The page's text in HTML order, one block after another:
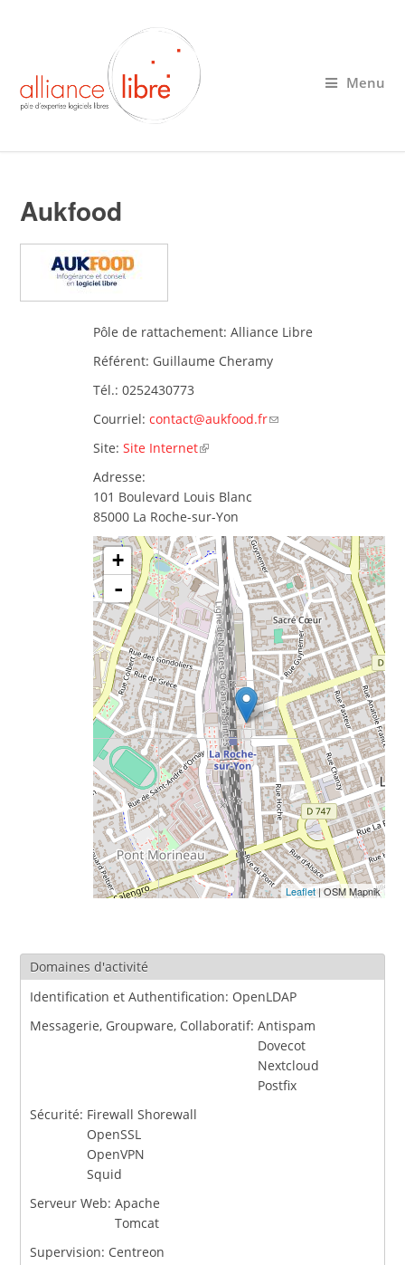
Menu
Aukfood
Pôle de rattachement:Alliance Libre
Référent: Guillaume Cheramy
Tél.:0252430773
Courriel:contact@aukfood.fr
Site:Site Internet
Adresse:
101 Boulevard Louis Blanc
85000 La Roche-sur-Yon
+
-
Leaflet| OSM Mapnik
Domaines d'activité
Identification et Authentification: OpenLDAP
Messagerie, Groupware, Collaboratif:Antispam
Dovecot
Nextcloud
Postfix
Sécurité: Firewall Shorewall
OpenSSL
OpenVPN
Squid
Serveur Web:Apache
Tomcat
Supervision: Centreon